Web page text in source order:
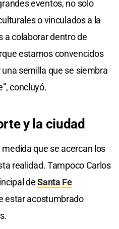
eventos, no solo
o vinculados a la
a colaborar dentro de
estamos convencidos
semilla que se siembra
concluyó.
y la ciudad
que se acercan los
realidad. Tampoco Carlos
deSanta Fe
estar acostumbrado